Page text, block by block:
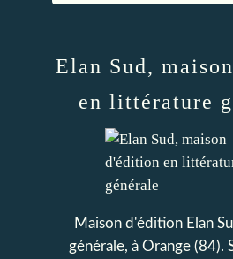
Elan Sud,
en littérature
Maison d'édition Elan
générale, à Orange (84).